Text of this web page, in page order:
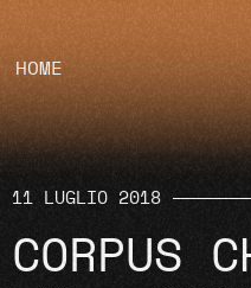
HOME
11 LUGLIO 2018
CORPUS